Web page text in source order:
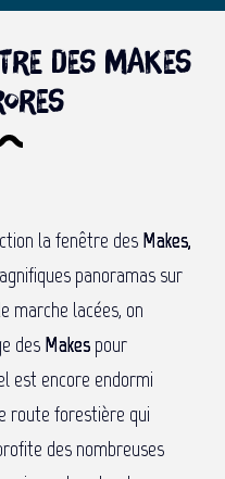
des Makes
la fenêtre des Makes,
panoramas sur
marche lacées, on
des Makespour
est encore endormi
route forestière qui
des nombreuses